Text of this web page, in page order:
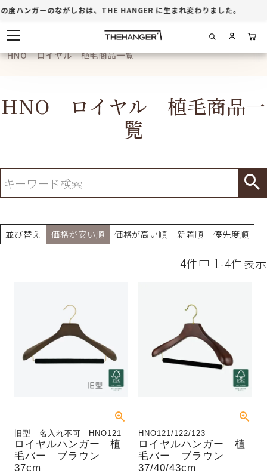
度ハンガーのながしおは、THE HANGER に生まれ変わりました。
ホテル・店舗
ブログ
お買い物ガイド
HNO ロイヤル 植毛商品一覧
HNO ロイヤル 植毛商品一
覧
並び替え 価格が安い順 価格が高い順 新着順 優先度順
4件中 1-4件表示
旧型 名入れ不可 HNO121
ロイヤルハンガー 植
毛バー ブラウン
37cm
HNO121/122/123
ロイヤルハンガー 植
毛バー ブラウン
37/40/43cm